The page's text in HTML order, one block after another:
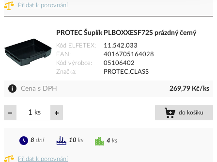
Přidat k porovnání
PROTEC Šuplík PLBOXXESF72S prázdný černý
Kód ELFETEX
11.542.033
EAN
4016705164028
Kód výrobce
05106402
Značka
PROTEC.CLASS
Cena s DPH 269,79 Kč/ks
ks do košíku
Přidat k porovnání
4 ks
8 dní 10 ks